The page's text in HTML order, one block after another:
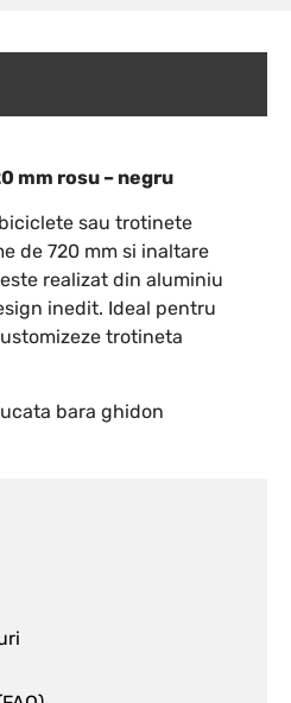
mm rosu – negru
sau trotinete
de 720 mm si inaltare
realizat din aluminiu
inedit. Ideal pentru
trotineta
bara ghidon